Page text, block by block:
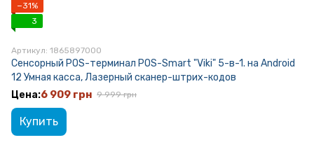
−31%
3
Артикул: 1865897000
Сенсорный POS-терминал POS-Smart "Viki" 5-в-1. на Android
12 Умная касса, Лазерный сканер-штрих-кодов
6 909 грн 9 999 грн
Купить